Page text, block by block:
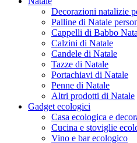
Decorazioni natalizie
Palline di Natale
Cappelli di Babbo
Calzini di Natale
Candele di Natale
Tazze di Natale
Portachiavi di Natale
Penne di Natale
Altri prodotti di Natale
Gadget ecologici
Casa ecologica e
Cucina e stoviglie
Vino e bar ecologico